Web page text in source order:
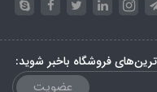
فروشگاه باخبر شوید:
عضویت